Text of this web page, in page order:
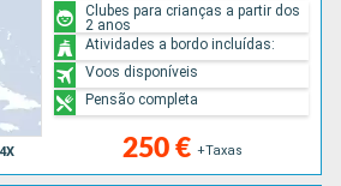
250 € +Taxas
Clubes para crianças a partir dos
2 anos
Atividades a bordo incluídas:
Voos disponíveis
Pensão completa